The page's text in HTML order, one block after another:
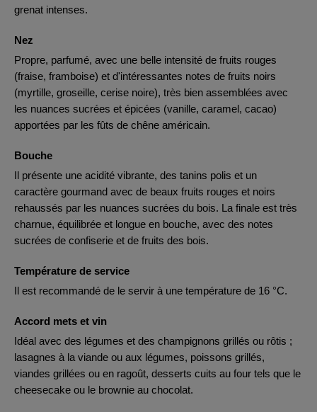
grenat intenses.
Nez
Propre, parfumé, avec une belle intensité de fruits rouges
(fraise, framboise) et d'intéressantes notes de fruits noirs
(myrtille, groseille, cerise noire), très bien assemblées avec
les nuances sucrées et épicées (vanille, caramel, cacao)
apportées par les fûts de chêne américain.
Bouche
Il présente une acidité vibrante, des tanins polis et un
caractère gourmand avec de beaux fruits rouges et noirs
rehaussés par les nuances sucrées du bois. La finale est très
charnue, équilibrée et longue en bouche, avec des notes
sucrées de confiserie et de fruits des bois.
Température de service
Il est recommandé de le servir à une température de 16 °C.
Accord mets et vin
Idéal avec des légumes et des champignons grillés ou rôtis ;
lasagnes à la viande ou aux légumes, poissons grillés,
viandes grillées ou en ragoût, desserts cuits au four tels que le
cheesecake ou le brownie au chocolat.